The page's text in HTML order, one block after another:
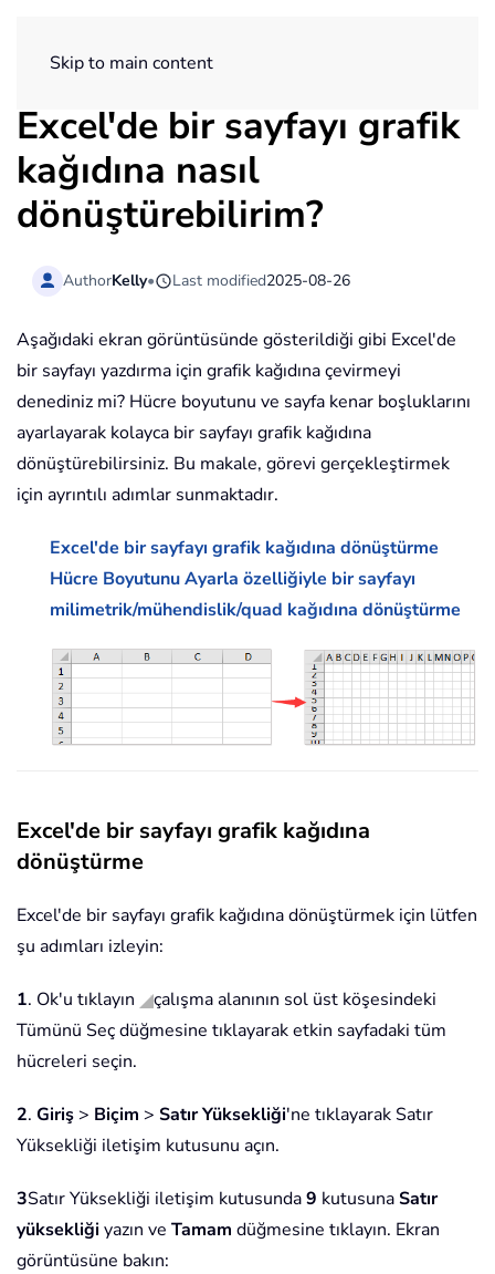
Skip to main content
Excel'de bir sayfayı grafik
kağıdına nasıl
dönüştürebilirim?
AuthorKelly• Last modified2025-08-26
Aşağıdaki ekran görüntüsünde gösterildiği gibi Excel'de
bir sayfayı yazdırma için grafik kağıdına çevirmeyi
denediniz mi? Hücre boyutunu ve sayfa kenar boşluklarını
ayarlayarak kolayca bir sayfayı grafik kağıdına
dönüştürebilirsiniz. Bu makale, görevi gerçekleştirmek
için ayrıntılı adımlar sunmaktadır.
Excel'de bir sayfayı grafik kağıdına dönüştürme
Hücre Boyutunu Ayarla özelliğiyle bir sayfayı
milimetrik/mühendislik/quad kağıdına dönüştürme
Excel'de bir sayfayı grafik kağıdına
dönüştürme
Excel'de bir sayfayı grafik kağıdına dönüştürmek için lütfen
şu adımları izleyin:
1. Ok'u tıklayın
çalışma alanının sol üst köşesindeki
Tümünü Seç düğmesine tıklayarak etkin sayfadaki tüm
hücreleri seçin.
2. Giriş > Biçim > Satır Yüksekliği'ne tıklayarak Satır
Yüksekliği iletişim kutusunu açın.
3Satır Yüksekliği iletişim kutusunda9 kutusunaSatır
yüksekliği yazın ve Tamam düğmesine tıklayın. Ekran
görüntüsüne bakın: